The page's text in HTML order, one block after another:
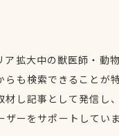
拡大中の獣医師・動
らも検索できることが
材し記事として発信し
ザーをサポートしてい